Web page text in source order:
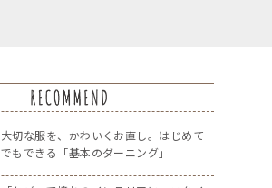
大切な服を、かわいくお直し。はじめて
でもできる「基本のダーニング」